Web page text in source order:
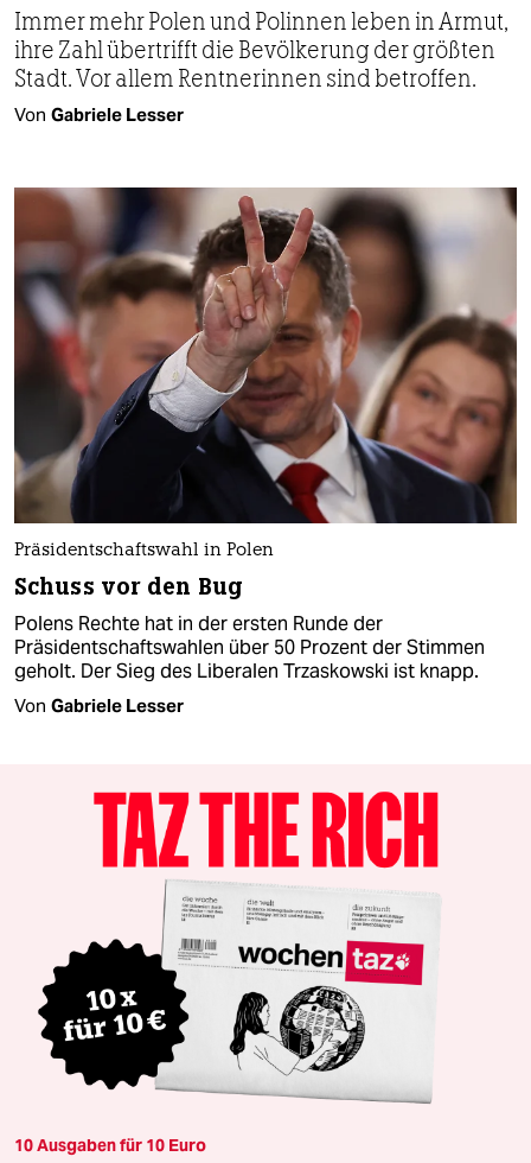
Immer mehr Polen und Polinnen leben in Armut,
ihre Zahl übertrifft die Bevölkerung der größten
Stadt. Vor allem Rentnerinnen sind betroffen.
Von Gabriele Lesser
Präsidentschaftswahl in Polen
Schuss vor den Bug
Polens Rechte hat in der ersten Runde der
Präsidentschaftswahlen über 50 Prozent der Stimmen
geholt. Der Sieg des Liberalen Trzaskowski ist knapp.
Von Gabriele Lesser
10 Ausgaben für 10 Euro